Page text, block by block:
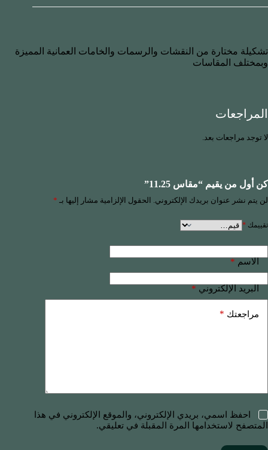
تشكيلة مختارة من النقشات والرسمات والخامات العمانية المميزة
وبمختلف المقاسات
المراجعات
لا توجد مراجعات بعد.
كن أول من يقيم “مقاس 11.25”
لن يتم نشر عنوان بريدك الإلكتروني. الحقول الإلزامية مشار إليها بـ *
تقييمك *
الاسم*
البريد الإلكتروني*
مراجعتك *
احفظ اسمي، بريدي الإلكتروني، والموقع الإلكتروني في هذا
المتصفح لاستخدامها المرة المقبلة في تعليقي.